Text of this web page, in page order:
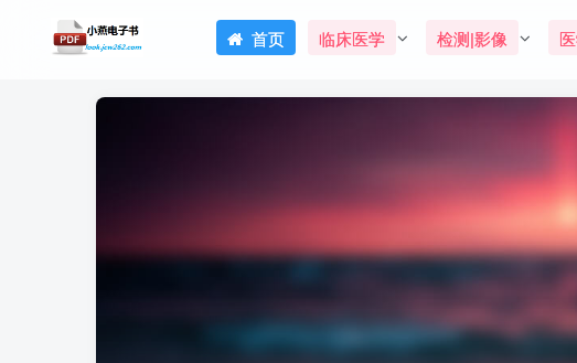
首页 临床医学 检测|影像